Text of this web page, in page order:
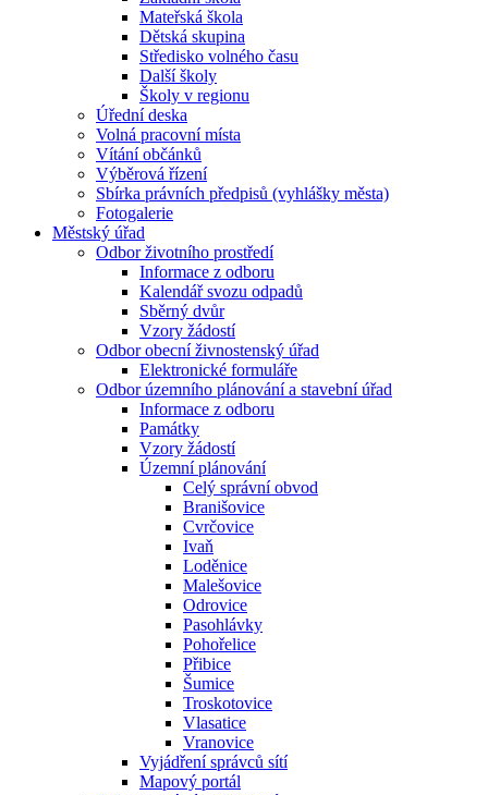
Mateřská škola
Dětská skupina
Středisko volného času
Další školy
Školy v regionu
Úřední deska
Volná pracovní místa
Vítání občánků
Výběrová řízení
Sbírka právních předpisů (vyhlášky města)
Fotogalerie
Městský úřad
Odbor životního prostředí
Informace z odboru
Kalendář svozu odpadů
Sběrný dvůr
Vzory žádostí
Odbor obecní živnostenský úřad
Elektronické formuláře
Odbor územního plánování a stavební úřad
Informace z odboru
Památky
Vzory žádostí
Územní plánování
Celý správní obvod
Branišovice
Cvrčovice
Ivaň
Loděnice
Malešovice
Odrovice
Pasohlávky
Pohořelice
Přibice
Šumice
Troskotovice
Vlasatice
Vranovice
Vyjádření správců sítí
Mapový portál